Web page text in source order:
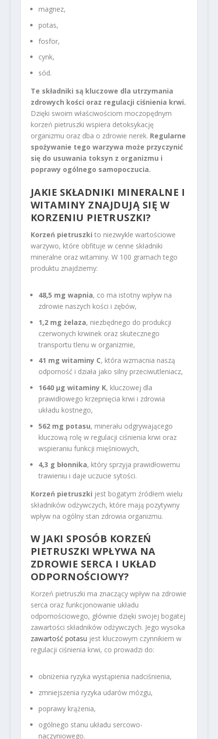
magnez,
potas,
fosfor,
cynk,
sód.
Te składniki są kluczowe dla utrzymania
zdrowych kości oraz regulacji ciśnienia krwi.
Dzięki swoim właściwościom moczopędnym
korzeń pietruszki wspiera detoksykację
organizmu oraz dba o zdrowie nerek. Regularne
spożywanie tego warzywa może przyczynić
się do usuwania toksyn z organizmu i
poprawy ogólnego samopoczucia.
JAKIE SKŁADNIKI MINERALNE I
WITAMINY ZNAJDUJĄ SIĘ W
KORZENIU PIETRUSZKI?
Korzeń pietruszki to niezwykle wartościowe
warzywo, które obfituje w cenne składniki
mineralne oraz witaminy. W 100 gramach tego
produktu znajdziemy:
48,5 mg wapnia, co ma istotny wpływ na
zdrowie naszych kości i zębów,
1,2 mg żelaza, niezbędnego do produkcji
czerwonych krwinek oraz skutecznego
transportu tlenu w organizmie,
41 mg witaminy C, która wzmacnia naszą
odporność i działa jako silny przeciwutleniacz,
1640 µg witaminy K, kluczowej dla
prawidłowego krzepnięcia krwi i zdrowia
układu kostnego,
562 mg potasu, minerału odgrywającego
kluczową rolę w regulacji ciśnienia krwi oraz
wspieraniu funkcji mięśniowych,
4,3 g błonnika, który sprzyja prawidłowemu
trawieniu i daje uczucie sytości.
Korzeń pietruszki jest bogatym źródłem wielu
składników odżywczych, które mają pozytywny
wpływ na ogólny stan zdrowia organizmu.
W JAKI SPOSÓB KORZEŃ
PIETRUSZKI WPŁYWA NA
ZDROWIE SERCA I UKŁAD
ODPORNOŚCIOWY?
Korzeń pietruszki ma znaczący wpływ na zdrowie
serca oraz funkcjonowanie układu
odpornościowego, głównie dzięki swojej bogatej
zawartości składników odżywczych. Jego wysoka
zawartość potasu jest kluczowym czynnikiem w
regulacji ciśnienia krwi, co prowadzi do:
obniżenia ryzyka wystąpienia nadciśnienia,
zmniejszenia ryzyka udarów mózgu,
poprawy krążenia,
ogólnego stanu układu sercowo-
naczyniowego.